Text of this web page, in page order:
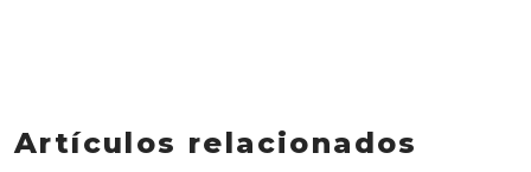
Artículos relacionados